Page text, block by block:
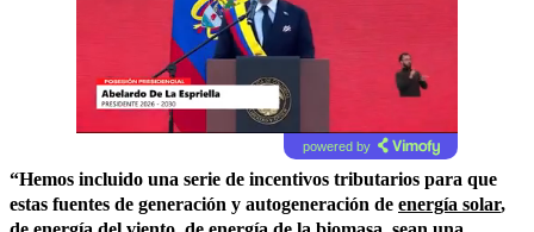
powered by
“Hemos incluido una serie de incentivos tributarios para que
estas fuentes de generación y autogeneración de energía solar,